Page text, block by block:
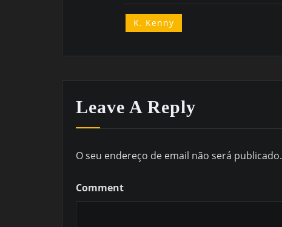
K. Kenny
Leave A Reply
O seu endereço de email não será publicado.
Comment